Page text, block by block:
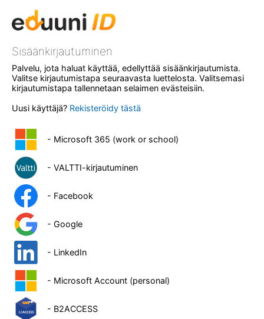
Sisäänkirjautuminen
Palvelu, jota haluat käyttää, edellyttää sisäänkirjautumista.
Valitse kirjautumistapa seuraavasta luettelosta. Valitsemasi
kirjautumistapa tallennetaan selaimen evästeisiin.
Uusi käyttäjä? Rekisteröidy tästä
- Microsoft 365 (work or school)
- VALTTI-kirjautuminen
- Facebook
- Google
- LinkedIn
- Microsoft Account (personal)
- B2ACCESS